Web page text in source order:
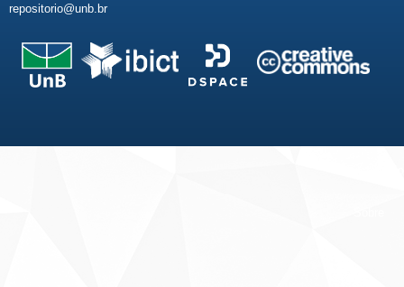
repositorio@unb.br